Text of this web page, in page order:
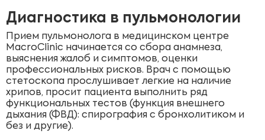
Диагностика в пульмонологии
Прием пульмонолога в медицинском центре
MacroClinic начинается со сбора анамнеза,
выяснения жалоб и симптомов, оценки
профессиональных рисков. Врач с помощью
стетоскопа прослушивает легкие на наличие
хрипов, просит пациента выполнить ряд
функциональных тестов (функция внешнего
дыхания (ФВД): спирография с бронхолитиком и
без и другие).